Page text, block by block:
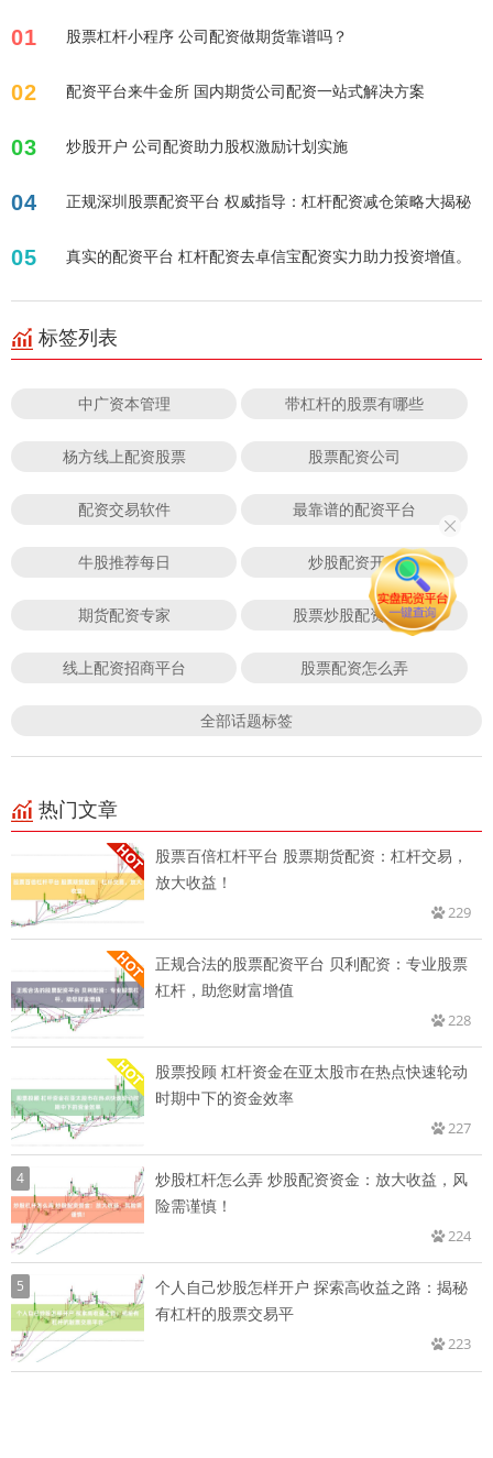
01 股票杠杆小程序 公司配资做期货靠谱吗？
02 配资平台来牛金所 国内期货公司配资一站式解决方案
03 炒股开户 公司配资助力股权激励计划实施
04 正规深圳股票配资平台 权威指导：杠杆配资减仓策略大揭秘
05 真实的配资平台 杠杆配资去卓信宝配资实力助力投资增值。
标签列表
中广资本管理 带杠杆的股票有哪些
杨方线上配资股票 股票配资公司
配资交易软件 最靠谱的配资平台
牛股推荐每日 炒股配资开户
期货配资专家 股票炒股配资开户
线上配资招商平台 股票配资怎么弄
全部话题标签
热门文章
股票百倍杠杆平台 股票期货配资：杠杆交易，
放大收益！
229
正规合法的股票配资平台 贝利配资：专业股票
杠杆，助您财富增值
228
股票投顾 杠杆资金在亚太股市在热点快速轮动
时期中下的资金效率
227
4
炒股杠杆怎么弄 炒股配资资金：放大收益，风
险需谨慎！
224
5
个人自己炒股怎样开户 探索高收益之路：揭秘
有杠杆的股票交易平
223